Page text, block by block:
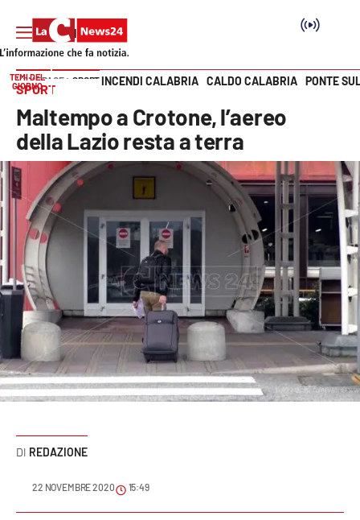
SEZIONI
Cronaca
Politica
Attualità
Economia e lavoro
Italia Mondo
Sanità
Cultura
Podcast
Vai
TEMI DEL
GIORNO
INCENDI CALABRIA CALDO CALABRIA PONTE
HOME PAGE SPORT
SPORT
Maltempo a Crotone, l’aereo
della Lazio resta a terra
REDAZIONE
22 NOVEMBRE 2020 15:49